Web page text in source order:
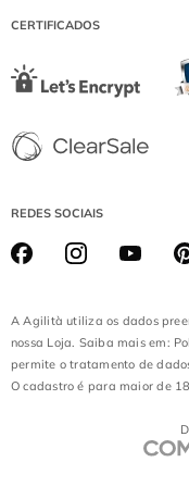
LOJA BATEL
CERTIFICADOS
REDES SOCIAIS
A Agilità utiliza os dados
nossa Loja. Saiba mais em:
permite o tratamento de
O cadastro é para maior de 18